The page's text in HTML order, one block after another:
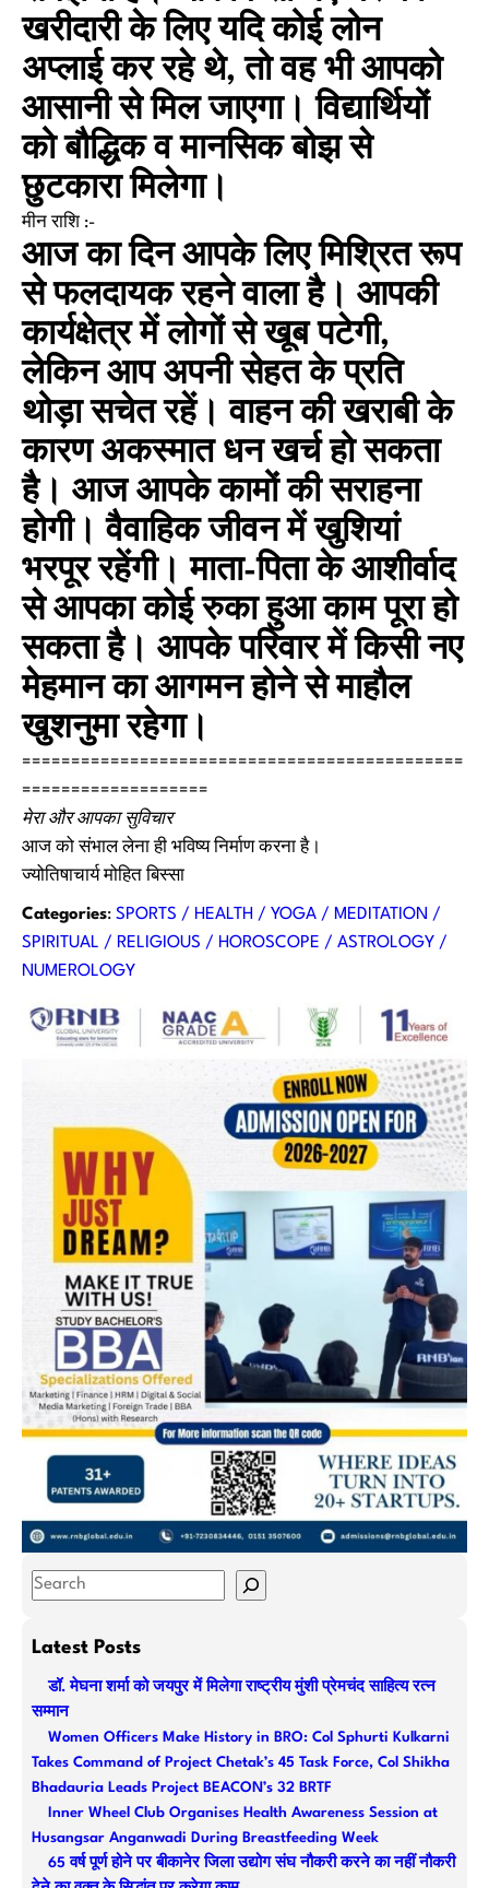
खरीदारी के लिए यदि कोई लोन
अप्लाई कर रहे थे, तो वह भी आपको
आसानी से मिल जाएगा। विद्यार्थियों
को बौद्धिक व मानसिक बोझ से
छुटकारा मिलेगा।
मीन राशि :-
आज का दिन आपके लिए मिश्रित रूप
से फलदायक रहने वाला है। आपकी
कार्यक्षेत्र में लोगों से खूब पटेगी,
लेकिन आप अपनी सेहत के प्रति
थोड़ा सचेत रहें। वाहन की खराबी के
कारण अकस्मात धन खर्च हो सकता
है। आज आपके कामों की सराहना
होगी। वैवाहिक जीवन में खुशियां
भरपूर रहेंगी। माता-पिता के आशीर्वाद
से आपका कोई रुका हुआ काम पूरा हो
सकता है। आपके परिवार में किसी नए
मेहमान का आगमन होने से माहौल
खुशनुमा रहेगा।
=============================================
===================
मेरा और आपका सुविचार
आज को संभाल लेना ही भविष्य निर्माण करना है।
ज्योतिषाचार्य मोहित बिस्सा
Categories: SPORTS / HEALTH / YOGA / MEDITATION /
SPIRITUAL / RELIGIOUS / HOROSCOPE / ASTROLOGY /
NUMEROLOGY
S
aLatest Posts
डॉ. मेघना शर्मा को जयपुर में मिलेगा राष्ट्रीय मुंशी प्रेमचंद साहित्य रत्न
सम्मान
Women Officers Make History in BRO: Col Sphurti Kulkarni
Takes Command of Project Chetak’s 45 Task Force, Col Shikha
Bhadauria Leads Project BEACON’s 32 BRTF
Inner Wheel Club Organises Health Awareness Session at
Husangsar Anganwadi During Breastfeeding Week
65 वर्ष पूर्ण होने पर बीकानेर जिला उद्योग संघ नौकरी करने का नहीं नौकरी